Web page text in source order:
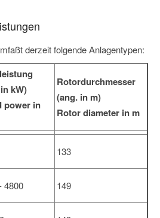
derzeit folgende Anlagentypen:
kW)
power in
Rotordurchmesser
(ang. in m)
Rotor diameter in m
133
4800 149